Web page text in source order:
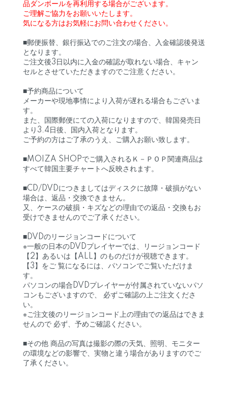
品ダンボールを再利用する場合がございます。
ご理解ご協力をお願いいたします。
気になる方はお気軽にお問い合わせください。
■郵便振替、銀行振込でのご注文の場合、入金確認後発送
となります。
ご注文後3日以内に入金の確認が取れない場合、キャン
セルとさせていただきますのでご注意ください。
■予約商品について
メーカーや現地事情により入荷が遅れる場合もございま
す。
また、国際郵便にての入荷になりますので、韓国発売日
より3.4日後、国内入荷となります。
ご予約の方はご了承のうえ、ご購入お願い致します。
■MOIZA SHOPでご購入されるＫ－ＰＯＰ関連商品は
すべて韓国主要チャートへ反映されます。
■CD/DVDにつきましてはディスクに故障・破損がない
場合は、返品・交換できません。
又、ケースの破損・キズなどの理由での返品・交換もお
受けできませんのでご了承ください。
■DVDのリージョンコードについて
※一般の日本のDVDプレイヤーでは、リージョンコード
【2】あるいは【ALL】のものだけが視聴できます。
【3】をご 覧になるには、パソコンでご覧いただけま
す。
パソコンの場合DVDプレイヤーが付属されていないパソ
コンもございますので、 必ずご確認の上ご注文くださ
い。
※ご注文後のリージョンコード上の理由での返品はできま
せんので 必ず、予めご確認ください。
■その他 商品の写真は撮影の際の天気、照明、モニター
の環境などの影響で、実物と違う場合がありますのでご
了承ください。